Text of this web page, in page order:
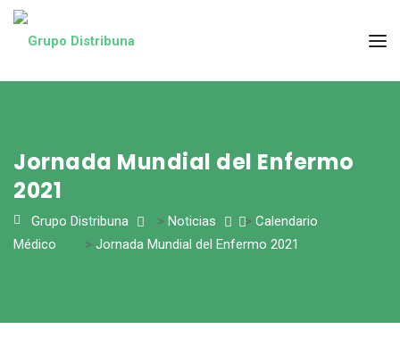
Jornada Mundial del Enfermo
2021
Grupo Distribuna > Noticias > Calendario
Médico
> Jornada Mundial del Enfermo 2021